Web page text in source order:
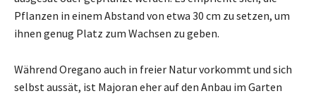
Pflanzen in einem Abstand von etwa 30 cm zu setzen, um
ihnen genug Platz zum Wachsen zu geben.
Während Oregano auch in freier Natur vorkommt und sich
selbst aussät, ist Majoran eher auf den Anbau im Garten